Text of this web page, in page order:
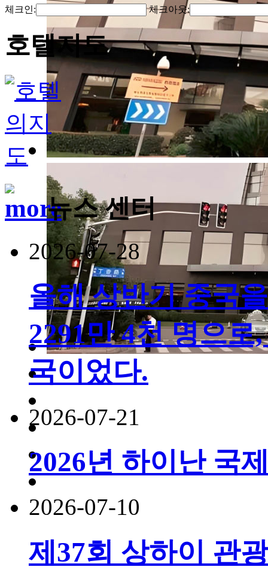
체크인: 체크아웃:
호텔지도
뉴스 센터
2026-07-28
올해 상반기 중국
2291만 4천 명으
국이었다.
2026-07-21
2026년 하이난 국
2026-07-10
제37회 상하이 관